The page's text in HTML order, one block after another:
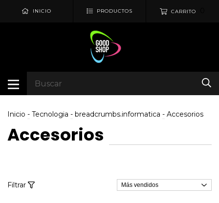
INICIO PRODUCTOS CARRITO
Inicio - Tecnologia - breadcrumbs.informatica - Accesorios
Accesorios
Filtrar